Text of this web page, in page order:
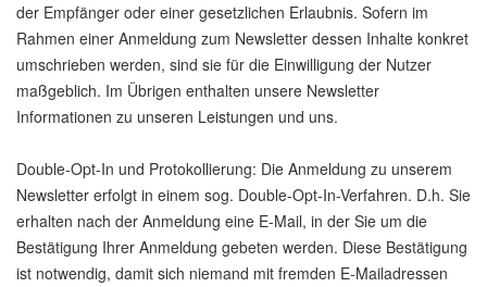
der Empfänger oder einer gesetzlichen Erlaubnis. Sofern im
Rahmen einer Anmeldung zum Newsletter dessen Inhalte konkret
umschrieben werden, sind sie für die Einwilligung der Nutzer
maßgeblich. Im Übrigen enthalten unsere Newsletter
Informationen zu unseren Leistungen und uns.
Double-Opt-In und Protokollierung: Die Anmeldung zu unserem
Newsletter erfolgt in einem sog. Double-Opt-In-Verfahren. D.h. Sie
erhalten nach der Anmeldung eine E-Mail, in der Sie um die
Bestätigung Ihrer Anmeldung gebeten werden. Diese Bestätigung
ist notwendig, damit sich niemand mit fremden E-Mailadressen